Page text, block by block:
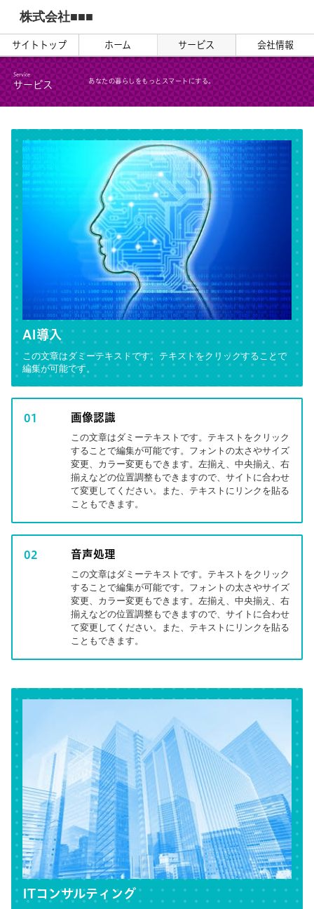
株式会社■■■
サイトトップ ホーム サービス 会社情報
Service
サービス あなたの暮らしをもっとスマートにする。
AI導入
この文章はダミーテキストです。テキストをクリックすることで
編集が可能です。
01 画像認識
この文章はダミーテキストです。テキストをクリック
することで編集が可能です。フォントの太さやサイズ
変更、カラー変更もできます。左揃え、中央揃え、右
揃えなどの位置調整もできますので、サイトに合わせ
て変更してください。また、テキストにリンクを貼る
こともできます。
02 音声処理
この文章はダミーテキストです。テキストをクリック
することで編集が可能です。フォントの太さやサイズ
変更、カラー変更もできます。左揃え、中央揃え、右
揃えなどの位置調整もできますので、サイトに合わせ
て変更してください。また、テキストにリンクを貼る
こともできます。
ITコンサルティング